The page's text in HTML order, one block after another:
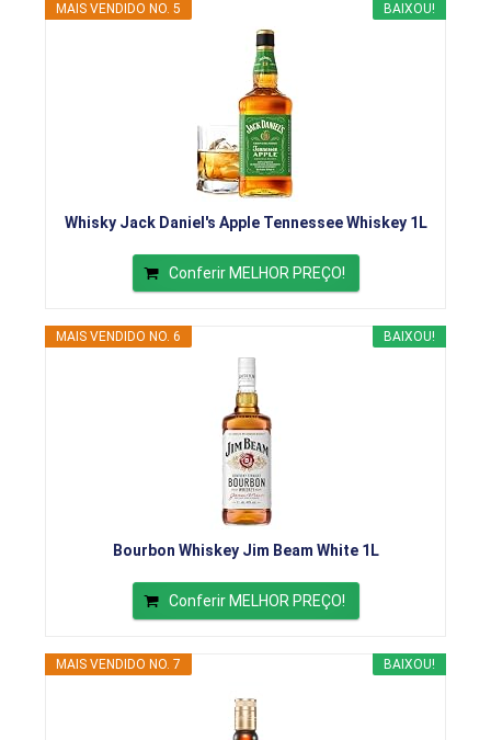
BAIXOU!
MAIS VENDIDO NO. 5
Whisky Jack Daniel's Apple Tennessee Whiskey 1L
Conferir MELHOR PREÇO!
BAIXOU!
MAIS VENDIDO NO. 6
Bourbon Whiskey Jim Beam White 1L
Conferir MELHOR PREÇO!
BAIXOU!
MAIS VENDIDO NO. 7